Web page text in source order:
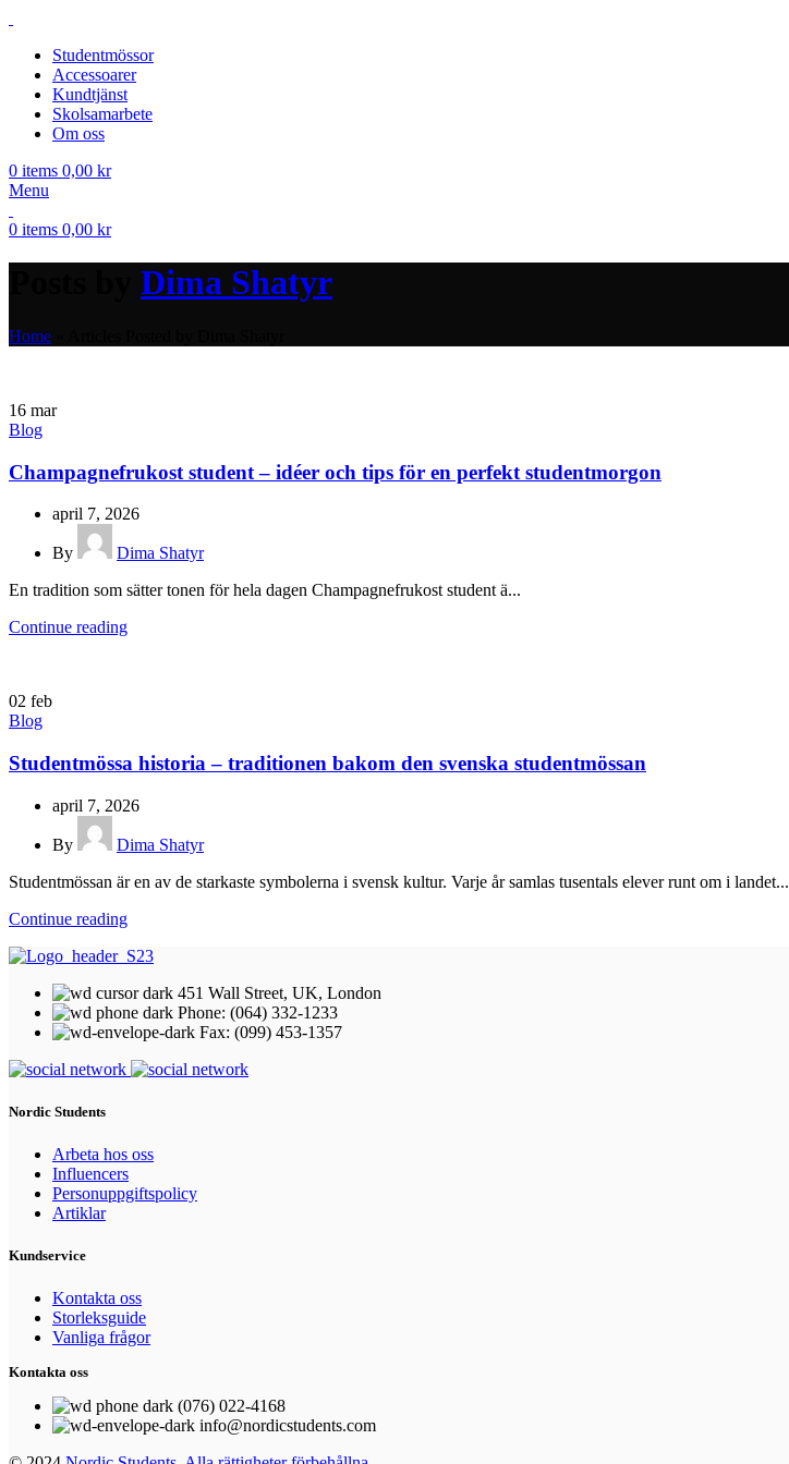
Studentmössor
Accessoarer
Kundtjänst
Skolsamarbete
Om oss
0 items 0,00 kr
Menu
0 items 0,00 kr
Dima Shatyr
Home
16 mar
Blog
Champagnefrukost student – idéer och tips för en perfekt studentmorgon
april 7, 2026
By
Dima Shatyr
En tradition som sätter tonen för hela dagen Champagnefrukost student ä...
Continue reading
02 feb
Blog
Studentmössa historia – traditionen bakom den svenska studentmössan
april 7, 2026
By
Dima Shatyr
Studentmössan är en av de starkaste symbolerna i svensk kultur. Varje år samlas tusentals elever runt om i landet...
Continue reading
451 Wall Street, UK, London
Phone: (064) 332-1233
Fax: (099) 453-1357
Nordic Students
Arbeta hos oss
Influencers
Personuppgiftspolicy
Artiklar
Kundservice
Kontakta oss
Storleksguide
Vanliga frågor
Kontakta oss
(076) 022-4168
info@nordicstudents.com